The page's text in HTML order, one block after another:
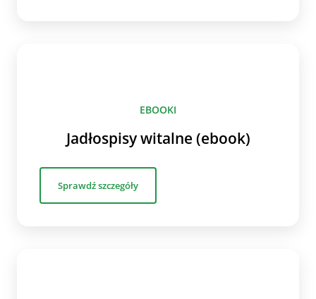
EBOOKI
Jadłospisy witalne (ebook)
Sprawdź szczegóły